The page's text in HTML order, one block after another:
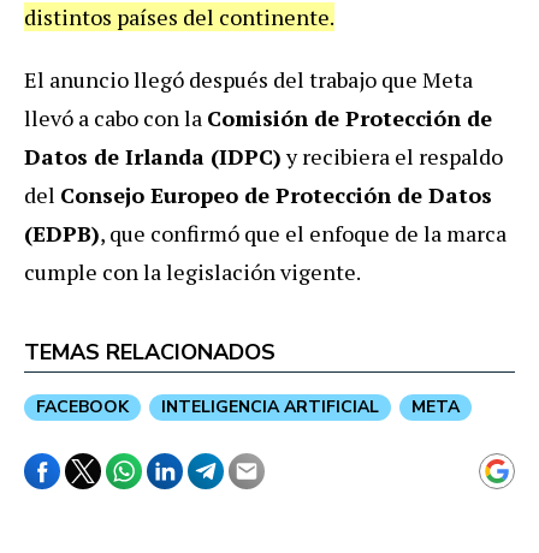
distintos países del continente.
El anuncio llegó después del trabajo que Meta
llevó a cabo con la Comisión de Protección de
Datos de Irlanda (IDPC)y recibiera el respaldo
del Consejo Europeo de Protección de Datos
(EDPB), que confirmó que el enfoque de la marca
cumple con la legislación vigente.
TEMAS RELACIONADOS
FACEBOOK INTELIGENCIA ARTIFICIAL META